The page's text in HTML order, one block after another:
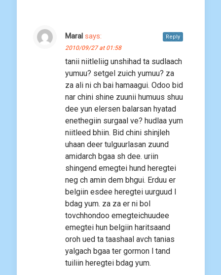
Maral says:
2010/09/27 at 01:58
tanii niitleliig unshihad ta sudlaach
yumuu? setgel zuich yumuu? za
za ali ni ch bai hamaagui. Odoo bid
nar chini shine zuunii humuus shuu
dee yun elersen balarsan hyatad
enethegiin surgaal ve? hudlaa yum
niitleed bhiin. Bid chini shinjleh
uhaan deer tulguurlasan zuund
amidarch bgaa sh dee. uriin
shingend emegtei hund heregtei
neg ch amin dem bhgui. Erduu er
belgiin esdee heregtei uurguud l
bdag yum. za za er ni bol
tovchhondoo emegteichuudee
emegtei hun belgiin haritsaand
oroh ued ta taashaal avch tanias
yalgach bgaa ter gormon l tand
tuiliin heregtei bdag yum.
Reply